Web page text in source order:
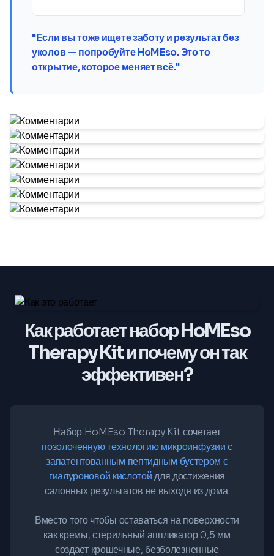
"Если вы тоже ищете заботу и результат без
уколов — попробуйте HoMEso. Это то
открытие, которое меняет всё."
Как работает набор HoMEso
Therapy Kit и почему он так
эффективен?
Набор HoMEso Therapy Kit сочетает
позолоченную технологию микроинфузиис
запатентованным пептидным бустером с
гиалуроновой кислотойдля достижения
салонных результатов не выходя из дома.
Вместо того чтобы оставаться на поверхности
как кремы, стерильный аппликатор 0,5 мм
создает крошечные, безболезненные